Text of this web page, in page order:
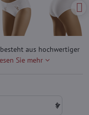
aus hochwertiger
Sie mehr